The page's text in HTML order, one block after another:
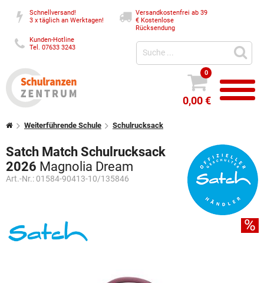
Schnellversand!
3 x täglich an Werktagen!
Versandkostenfrei ab 39
€Kostenlose
Rücksendung
Kunden-Hotline
Tel. 07633 3243
0
0,00 €
Weiterführende Schule Schulrucksack
Satch Match Schulrucksack
2026 Magnolia Dream
Art.-Nr.: 01584-90413-10/135846
%